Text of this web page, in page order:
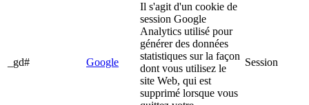
_gd# Google
Il s'agit d'un cookie de
session Google
Analytics utilisé pour
générer des données
statistiques sur la façon
dont vous utilisez le
site Web, qui est
supprimé lorsque vous
Session